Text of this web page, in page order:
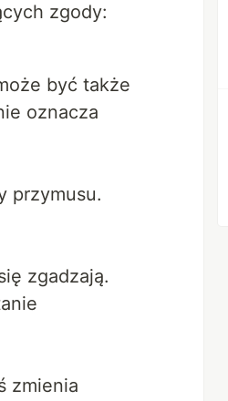
zgody:
być także
oznacza
przymusu.
zgadzają.
zmienia